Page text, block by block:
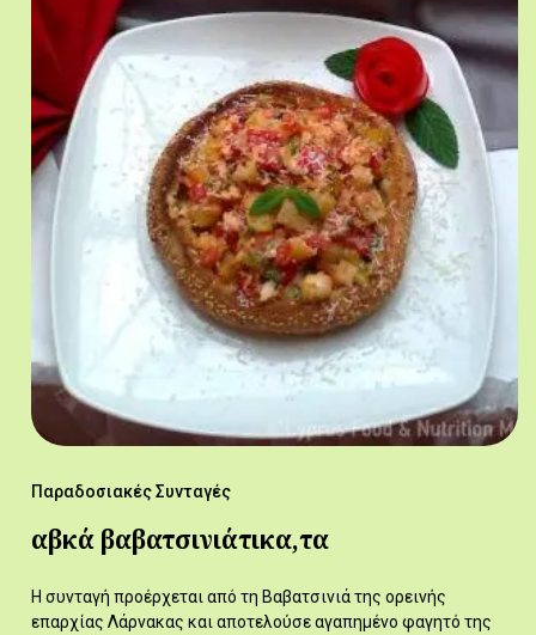
Παραδοσιακές Συνταγές
αβκά βαβατσινιάτικα,τα
Η συνταγή προέρχεται από τη Βαβατσινιά της ορεινής
επαρχίας Λάρνακας και αποτελούσε αγαπημένο φαγητό της